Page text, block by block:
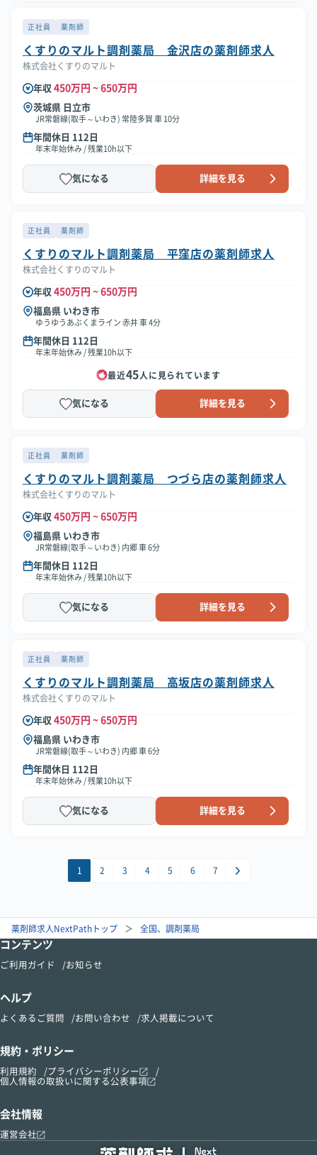
正社員 薬剤師
くすりのマルト調剤薬局 金沢店の薬剤師求人
株式会社くすりのマルト
年収 450万円 ~ 650万円
茨城県 日立市
JR常磐線(取手～いわき) 常陸多賀 車 10分
年間休日 112日
年末年始休み / 残業10h以下
気になる 詳細を見る
正社員 薬剤師
くすりのマルト調剤薬局 平窪店の薬剤師求人
株式会社くすりのマルト
年収 450万円 ~ 650万円
福島県 いわき市
ゆうゆうあぶくまライン 赤井 車 4分
年間休日 112日
年末年始休み / 残業10h以下
最近45 人に見られています
気になる 詳細を見る
正社員 薬剤師
くすりのマルト調剤薬局 つづら店の薬剤師求人
株式会社くすりのマルト
年収 450万円 ~ 650万円
福島県 いわき市
JR常磐線(取手～いわき) 内郷 車 6分
年間休日 112日
年末年始休み / 残業10h以下
気になる 詳細を見る
正社員 薬剤師
くすりのマルト調剤薬局 高坂店の薬剤師求人
株式会社くすりのマルト
年収 450万円 ~ 650万円
福島県 いわき市
JR常磐線(取手～いわき) 内郷 車 6分
年間休日 112日
年末年始休み / 残業10h以下
気になる 詳細を見る
1 2 3 4 5 6 7
薬剤師求人NextPathトップ 全国、調剤薬局
コンテンツ
ご利用ガイド お知らせ
ヘルプ
よくあるご質問 お問い合わせ 求人掲載について
規約・ポリシー
利用規約
プライバシーポリシー
個人情報の取扱いに関する公表事項
会社情報
運営会社